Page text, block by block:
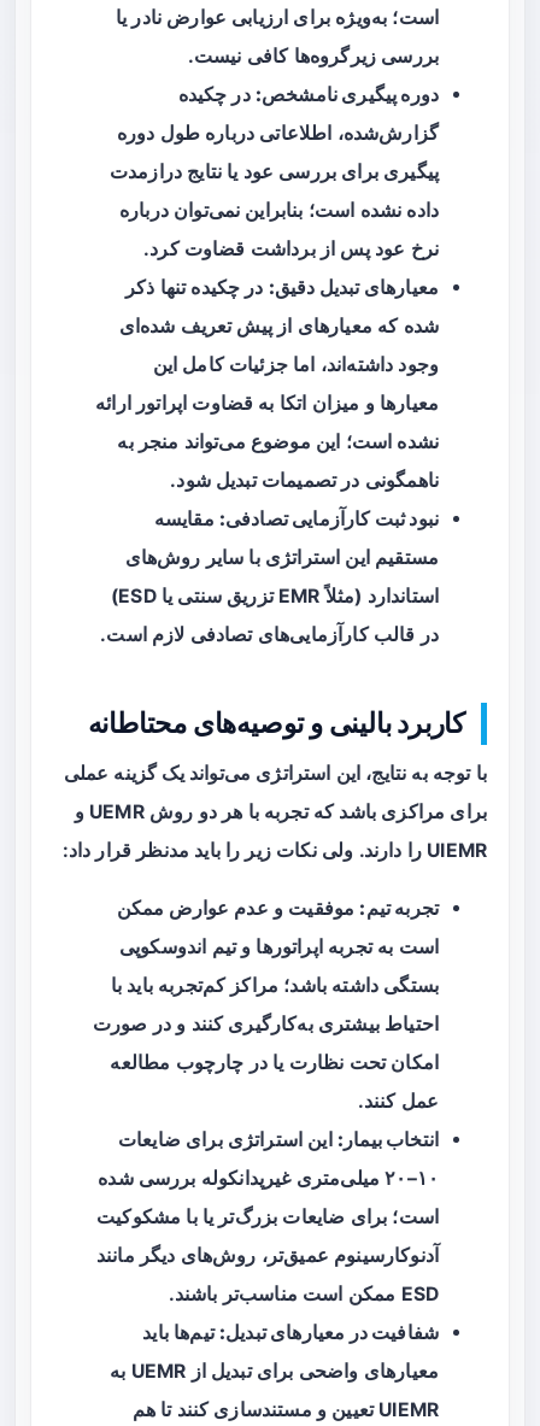
است؛ به‌ویژه برای ارزیابی عوارض نادر یا
بررسی زیرگروه‌ها کافی نیست.
دوره پیگیری نامشخص: در چکیده
گزارش‌شده، اطلاعاتی درباره طول دوره
پیگیری برای بررسی عود یا نتایج درازمدت
داده نشده است؛ بنابراین نمی‌توان درباره
نرخ عود پس از برداشت قضاوت کرد.
معیارهای تبدیل دقیق: در چکیده تنها ذکر
شده که معیارهای از پیش تعریف شده‌ای
وجود داشته‌اند، اما جزئیات کامل این
معیارها و میزان اتکا به قضاوت اپراتور ارائه
نشده است؛ این موضوع می‌تواند منجر به
ناهمگونی در تصمیمات تبدیل شود.
نبود ثبت کارآزمایی تصادفی: مقایسه
مستقیم این استراتژی با سایر روش‌های
استاندارد (مثلاً EMR تزریق سنتی یا ESD)
در قالب کارآزمایی‌های تصادفی لازم است.
کاربرد بالینی و توصیه‌های محتاطانه
با توجه به نتایج، این استراتژی می‌تواند یک گزینه عملی
برای مراکزی باشد که تجربه با هر دو روش UEMR و
UIEMR را دارند. ولی نکات زیر را باید مدنظر قرار داد:
تجربه تیم: موفقیت و عدم عوارض ممکن
است به تجربه اپراتورها و تیم اندوسکوپی
بستگی داشته باشد؛ مراکز کم‌تجربه باید با
احتیاط بیشتری به‌کارگیری کنند و در صورت
امکان تحت نظارت یا در چارچوب مطالعه
عمل کنند.
انتخاب بیمار: این استراتژی برای ضایعات
۱۰–۲۰ میلی‌متری غیرپدانکوله بررسی شده
است؛ برای ضایعات بزرگ‌تر یا با مشکوکیت
آدنوکارسینوم عمیق‌تر، روش‌های دیگر مانند
ESD ممکن است مناسب‌تر باشند.
شفافیت در معیارهای تبدیل: تیم‌ها باید
معیارهای واضحی برای تبدیل از UEMR به
UIEMR تعیین و مستندسازی کنند تا هم